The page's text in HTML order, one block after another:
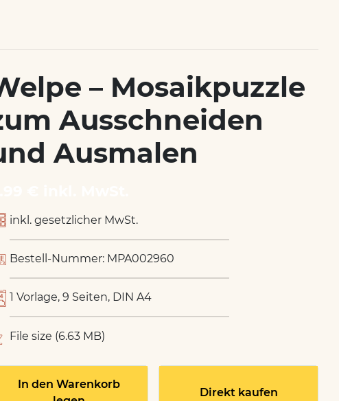
– Mosaikpuzzle
Ausschneiden
Ausmalen
inkl. gesetzlicher MwSt.
Bestell-Nummer: MPA002960
1 Vorlage, 9 Seiten, DIN A4
File size (6.63 MB)
In den Warenkorb
Direkt kaufen